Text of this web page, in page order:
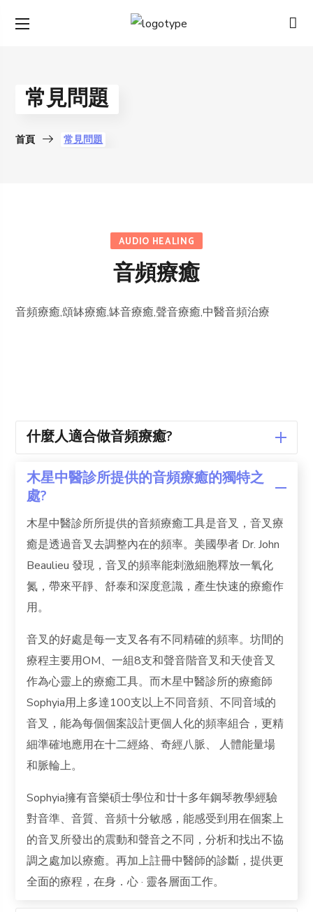
常見問題
首頁 常見問題
AUDIO HEALING
音頻療癒
⾳頻療癒,頌缽療癒,缽音療癒,聲音療癒,中醫⾳頻治療
什麼人適合做音頻療癒?
木星中醫診所提供的音頻療癒的獨特之
處?
木星中醫診所所提供的音頻療癒工具是音叉，音叉療
癒是透過音叉去調整內在的頻率。美國學者 Dr. John
Beaulieu 發現，音叉的頻率能刺激細胞釋放一氧化
氮，帶來平靜、舒泰和深度意識，產生快速的療癒作
用。
音叉的好處是每一支叉各有不同精確的頻率。坊間的
療程主要用OM、一組8支和聲音階音叉和天使音叉
作為心靈上的療癒工具。而木星中醫診所的療癒師
Sophyia用上多達100支以上不同音頻、不同音域的
音叉，能為每個個案設計更個人化的頻率組合，更精
細準確地應用在十二經絡、奇經八脈、 人體能量場
和脈輪上。
Sophyia擁有音樂碩士學位和廿十多年鋼琴教學經驗
對音準、音質、音頻十分敏感，能感受到用在個案上
的音叉所發出的震動和聲音之不同，分析和找出不協
調之處加以療癒。再加上註冊中醫師的診斷，提供更
全面的療程，在身．心 · 靈各層面工作。